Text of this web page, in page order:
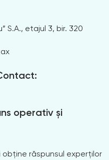
S.A., etajul 3, bir. 320
operativ și
răspunsul experților